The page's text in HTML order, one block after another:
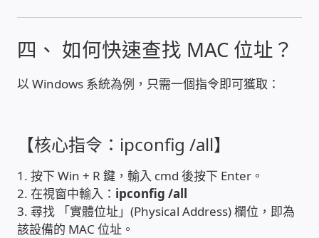
網路 到府檢測 連線設定
光纖網路
網路 工具 軟體 手冊
四、 如何快速查找 MAC 位址？
以 Windows 系統為例，只需一個指令即可獲取：
【核心指令：ipconfig /all】
1. 按下 Win + R 鍵，輸入 cmd 後按下 Enter。
2. 在視窗中輸入： ipconfig /all
3. 尋找 「實體位址」(Physical Address) 欄位，即為
該設備的 MAC 位址。